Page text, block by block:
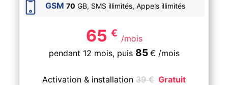
GSM 70 GB, SMS illimités, Appels illimités
65 € /mois
pendant 12 mois, puis 85 € /mois
Activation & installation 39€ Gratuit